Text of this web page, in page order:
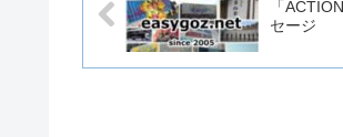
「
セージ